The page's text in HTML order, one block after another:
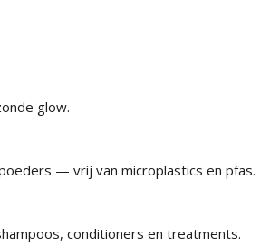
glow.
— vrij van microplastics en pfas.
conditioners en treatments.